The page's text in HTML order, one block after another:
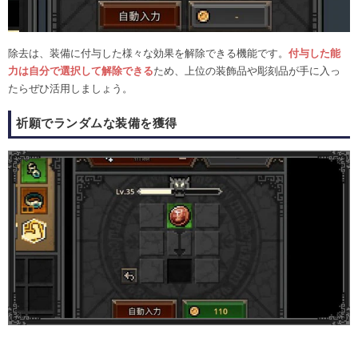
除去は、装備に付与した様々な効果を解除できる機能です。 付与した能
力は自分で選択して解除できるため、上位の装飾品や彫刻品が手に入っ
たらぜひ活用しましょう。
祈願でランダムな装備を獲得